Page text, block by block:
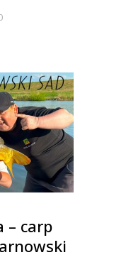
– carp